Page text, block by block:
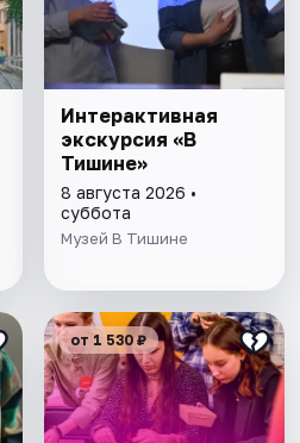
Интерактивная
экскурсия «В
Тишине»
8 августа 2026 •
суббота
Музей В Тишине
от 1 530 ₽